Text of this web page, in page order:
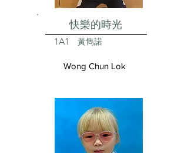
快樂的時光
1A1 黃雋諾
Wong Chun Lok